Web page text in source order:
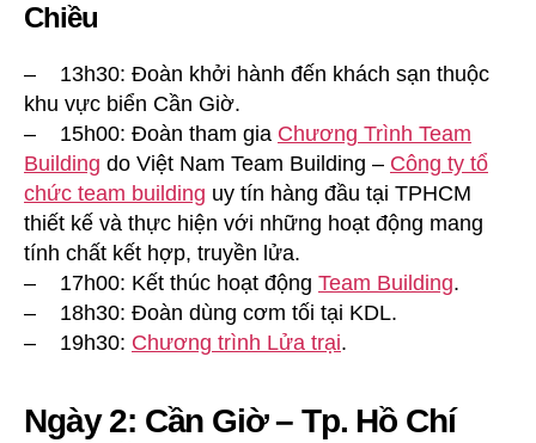
Chiều
– 13h30: Đoàn khởi hành đến khách sạn thuộc
khu vực biển Cần Giờ.
– 15h00: Đoàn tham gia Chương Trình Team
Building do Việt Nam Team Building – Công ty tổ
chức team building uy tín hàng đầu tại TPHCM
thiết kế và thực hiện với những hoạt động mang
tính chất kết hợp, truyền lửa.
– 17h00: Kết thúc hoạt động Team Building.
– 18h30: Đoàn dùng cơm tối tại KDL.
– 19h30: Chương trình Lửa trại.
Ngày 2: Cần Giờ – Tp. Hồ Chí